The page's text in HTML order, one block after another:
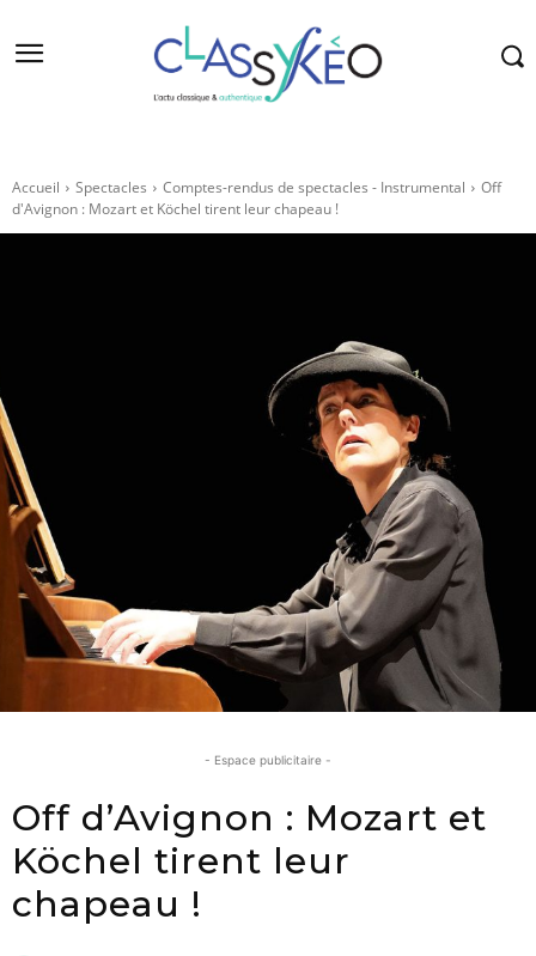
Accueil Spectacles Comptes-rendus de spectacles - Instrumental
Off
d'Avignon : Mozart et Köchel tirent leur chapeau !
- Espace publicitaire -
Off d’Avignon : Mozart et
Köchel tirent leur
chapeau !